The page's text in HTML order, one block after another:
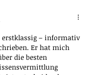
erstklassig – informativ
Er hat mich
die besten